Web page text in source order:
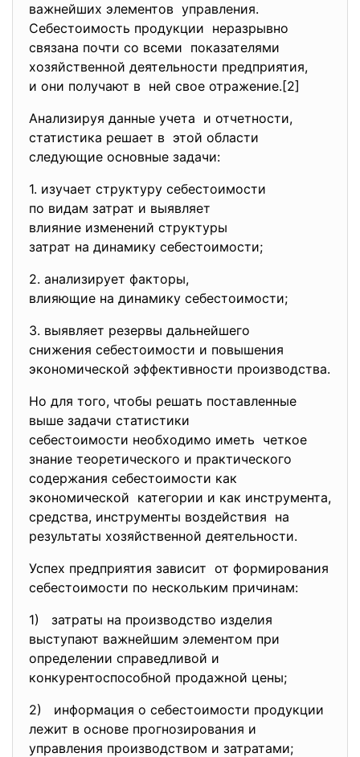
важнейших элементов управления.
Себестоимость продукции неразрывно
связана почти со всеми показателями
хозяйственной деятельности предприятия,
и они получают в ней свое отражение.[2]
Анализируя данные учета и отчетности,
статистика решает в этой области
следующие основные задачи:
1. изучает структуру себестоимости
по видам затрат и выявляет
влияние изменений структуры
затрат на динамику себестоимости;
2. анализирует факторы,
влияющие на динамику себестоимости;
3. выявляет резервы дальнейшего
снижения себестоимости и повышения
экономической эффективности производства.
Но для того, чтобы решать поставленные
выше задачи статистики
себестоимости необходимо иметь четкое
знание теоретического и практического
содержания себестоимости как
экономической категории и как инструмента,
средства, инструменты воздействия на
результаты хозяйственной деятельности.
Успех предприятия зависит от формирования
себестоимости по нескольким причинам:
1) затраты на производство изделия
выступают важнейшим элементом при
определении справедливой и
конкурентоспособной продажной цены;
2) информация о себестоимости продукции
лежит в основе прогнозирования и
управления производством и затратами;